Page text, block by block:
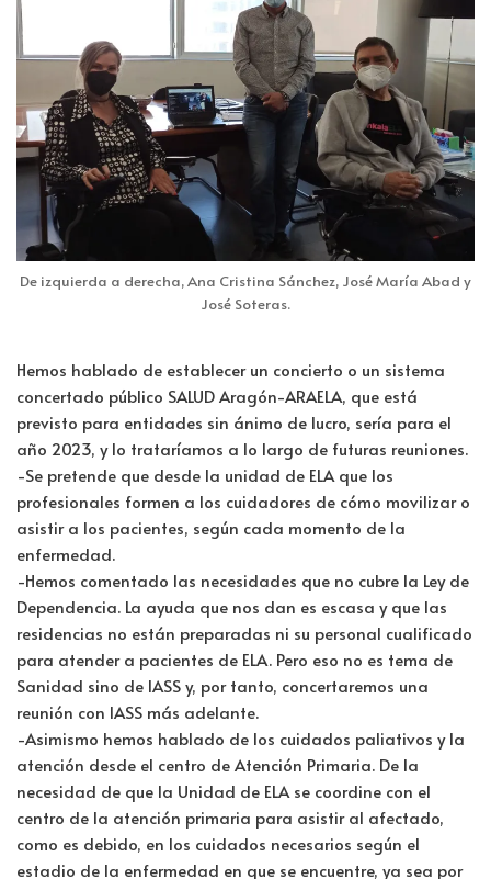
De izquierda a derecha, Ana Cristina Sánchez, José María Abad y
José Soteras.
Hemos hablado de establecer un concierto o un sistema
concertado público SALUD Aragón-ARAELA, que está
previsto para entidades sin ánimo de lucro, sería para el
año 2023, y lo trataríamos a lo largo de futuras reuniones.
-Se pretende que desde la unidad de ELA que los
profesionales formen a los cuidadores de cómo movilizar o
asistir a los pacientes, según cada momento de la
enfermedad.
-Hemos comentado las necesidades que no cubre la Ley de
Dependencia. La ayuda que nos dan es escasa y que las
residencias no están preparadas ni su personal cualificado
para atender a pacientes de ELA. Pero eso no es tema de
Sanidad sino de IASS y, por tanto, concertaremos una
reunión con IASS más adelante.
-Asimismo hemos hablado de los cuidados paliativos y la
atención desde el centro de Atención Primaria. De la
necesidad de que la Unidad de ELA se coordine con el
centro de la atención primaria para asistir al afectado,
como es debido, en los cuidados necesarios según el
estadio de la enfermedad en que se encuentre, ya sea por